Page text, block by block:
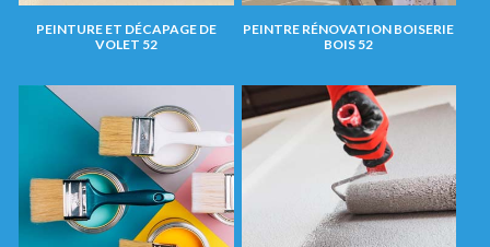
PEINTURE ET DÉCAPAGE DE
VOLET 52
PEINTRE RÉNOVATION BOISERIE
BOIS 52